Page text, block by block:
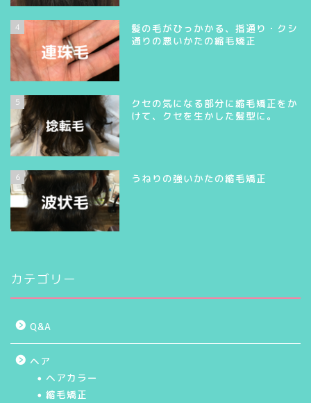
4
髪の毛がひっかかる、指通り・クシ
通りの悪いかたの縮毛矯正
5
クセの気になる部分に縮毛矯正をか
けて、クセを生かした髪型に。
6 うねりの強いかたの縮毛矯正
カテゴリー
Q&A
ヘア
ヘアカラー
縮毛矯正